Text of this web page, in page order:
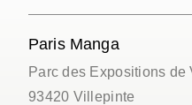
Paris Manga
Parc des Expositions de
93420 Villepinte